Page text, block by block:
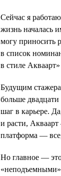
Сейчас я
жизнь началась
могу приносить
в список
в стиле
Будущим
больше
шаг в карьере.
и расти,
платформа —
Но главное — это